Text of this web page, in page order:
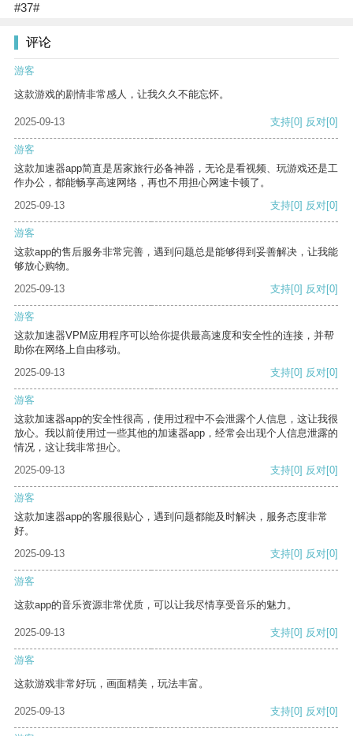
#37#
评论
游客
这款游戏的剧情非常感人，让我久久不能忘怀。
2025-09-13 支持[0] 反对[0]
游客
这款加速器app简直是居家旅行必备神器，无论是看视频、玩游戏还是工
作办公，都能畅享高速网络，再也不用担心网速卡顿了。
2025-09-13
支持[0] 反对[0]
游客
这款app的售后服务非常完善，遇到问题总是能够得到妥善解决，让我能
够放心购物。
2025-09-13
支持[0] 反对[0]
游客
这款加速器VPM应用程序可以给你提供最高速度和安全性的连接，并帮
助你在网络上自由移动。
2025-09-13
支持[0] 反对[0]
游客
这款加速器app的安全性很高，使用过程中不会泄露个人信息，这让我很
放心。我以前使用过一些其他的加速器app，经常会出现个人信息泄露的
情况，这让我非常担心。
2025-09-13
支持[0] 反对[0]
游客
这款加速器app的客服很贴心，遇到问题都能及时解决，服务态度非常
好。
2025-09-13
支持[0] 反对[0]
游客
这款app的音乐资源非常优质，可以让我尽情享受音乐的魅力。
2025-09-13 支持[0] 反对[0]
游客
这款游戏非常好玩，画面精美，玩法丰富。
2025-09-13 支持[0] 反对[0]